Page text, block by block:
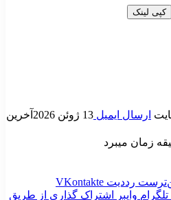
کپی لینک
ارسال ایمیل 13 ژوئن 2026
آخرین
‫رددیت ‫VKontakte
تلگرام وایبر
اشتراک گذاری از طریق